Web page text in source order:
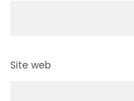
Site web